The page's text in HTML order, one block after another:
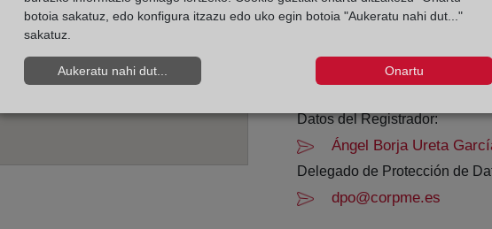
(922) 38 63 53
Datos del Registrador:
Ángel Borja Ureta
Delegado de Protección de
dpo@corpme.es
botoia sakatuz, edo konfigura itzazu edo uko egin botoia "Aukeratu nahi dut..."
sakatuz.
Aukeratu nahi dut... Onartu